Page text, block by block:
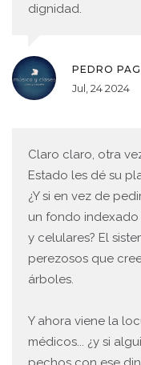
dignidad.
PEDRO
Jul, 24 2024
Claro claro, otra
Estado les dé su
¿Y si en vez de
un fondo
y celulares? El
perezosos que
árboles.
Y ahora viene la
médicos... ¿y si